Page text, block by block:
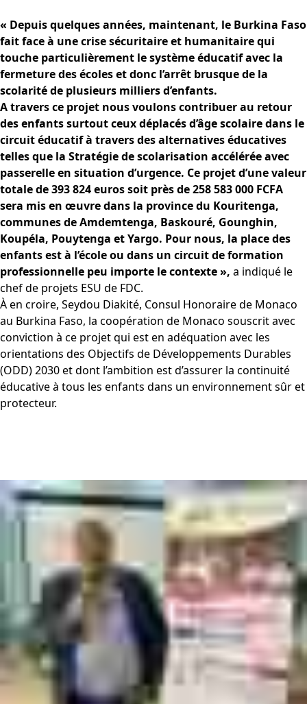
« Depuis quelques années, maintenant, le Burkina Faso
fait face à une crise sécuritaire et humanitaire qui
touche particulièrement le système éducatif avec la
fermeture des écoles et donc l’arrêt brusque de la
scolarité de plusieurs milliers d’enfants.
A travers ce projet nous voulons contribuer au retour
des enfants surtout ceux déplacés d’âge scolaire dans le
circuit éducatif à travers des alternatives éducatives
telles que la Stratégie de scolarisation accélérée avec
passerelle en situation d’urgence. Ce projet d’une valeur
totale de 393 824 euros soit près de 258 583 000 FCFA
sera mis en œuvre dans la province du Kouritenga,
communes de Amdemtenga, Baskouré, Gounghin,
Koupéla, Pouytenga et Yargo. Pour nous, la place des
enfants est à l’école ou dans un circuit de formation
professionnelle peu importe le contexte », a indiqué le
chef de projets ESU de FDC.
À en croire, Seydou Diakité, Consul Honoraire de Monaco
au Burkina Faso, la coopération de Monaco souscrit avec
conviction à ce projet qui est en adéquation avec les
orientations des Objectifs de Développements Durables
(ODD) 2030 et dont l’ambition est d’assurer la continuité
éducative à tous les enfants dans un environnement sûr et
protecteur.